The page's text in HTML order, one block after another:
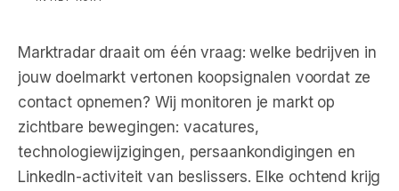
Marktradar draait om één vraag: welke bedrijven in
jouw doelmarkt vertonen koopsignalen voordat ze
contact opnemen? Wij monitoren je markt op
zichtbare bewegingen: vacatures,
technologiewijzigingen, persaankondigingen en
LinkedIn-activiteit van beslissers. Elke ochtend krijg